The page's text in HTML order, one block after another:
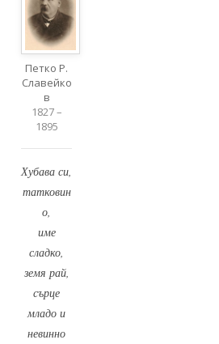
Петко Р.
Славейко
в
1827 –
1895
Хубава си,
татковин
о,
име
сладко,
земя рай,
сърце
младо и
невинно